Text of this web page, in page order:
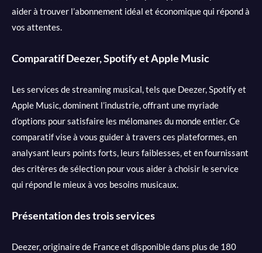
aider à trouver l’abonnement idéal et économique qui répond à
vos attentes.
Comparatif Deezer, Spotify et Apple Music
Les services de streaming musical, tels que Deezer, Spotify et
Apple Music, dominent l’industrie, offrant une myriade
d’options pour satisfaire les mélomanes du monde entier. Ce
comparatif vise à vous guider à travers ces plateformes, en
analysant leurs points forts, leurs faiblesses, et en fournissant
des critères de sélection pour vous aider à choisir le service
qui répond le mieux à vos besoins musicaux.
Présentation des trois services
Deezer, originaire de France et disponible dans plus de 180